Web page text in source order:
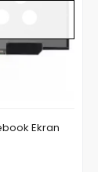
Ekran